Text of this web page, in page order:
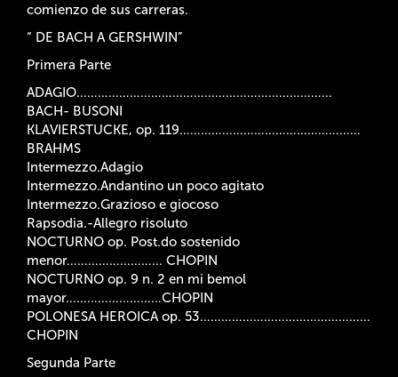
comienzo de sus carreras.
“ DE BACH A GERSHWIN”
Primera Parte
ADAGIO………………………………………………………………
BACH- BUSONI
KLAVIERSTUCKE, op. 119……………………………………………
BRAHMS
Intermezzo.Adagio
Intermezzo.Andantino un poco agitato
Intermezzo.Grazioso e giocoso
Rapsodia.-Allegro risoluto
NOCTURNO op. Post.do sostenido
menor……………………… CHOPIN
NOCTURNO op. 9 n. 2 en mi bemol
mayor………………………CHOPIN
POLONESA HEROICA op. 53…………………………………………
CHOPIN
Segunda Parte